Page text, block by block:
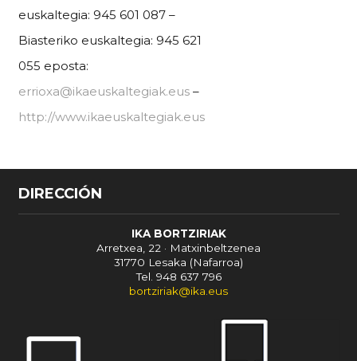
euskaltegia: 945 601 087 –
Biasteriko euskaltegia: 945 621
055 eposta:
errioxa@ikaeuskaltegiak.eus–
http://www.ikaeuskaltegiak.eus
DIRECCIÓN
IKA BORTZIRIAK
Arretxea, 22 · Matxinbeltzenea
31770 Lesaka (Nafarroa)
Tel. 948 637 796
bortziriak@ika.eus